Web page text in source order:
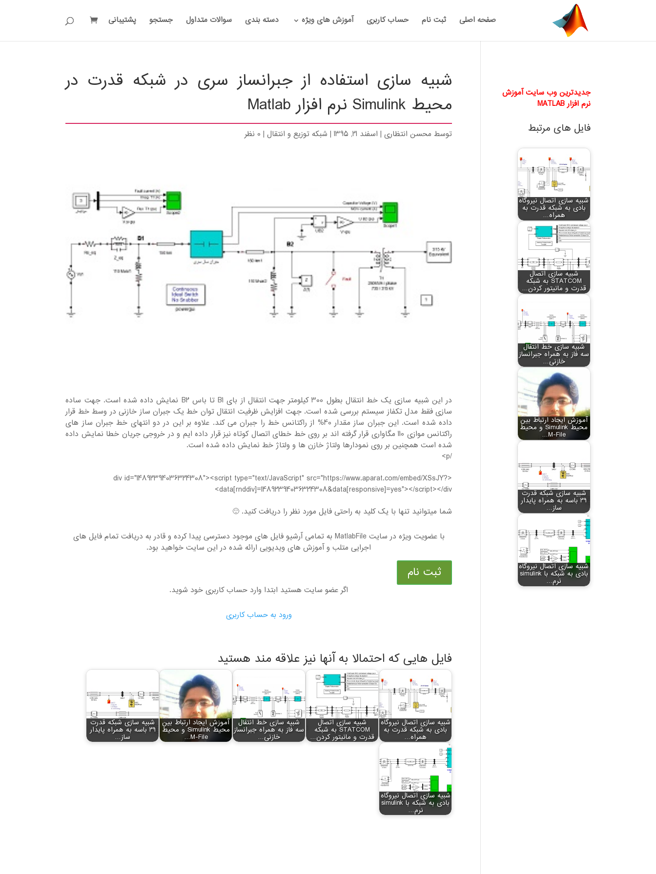
صفحه اصلی ثبت نام حساب کاربری آموزش های ویژه دسته بندی سوالات متداول جستجو پشتیبانی
شبیه سازی استفاده از جبرانساز سری در شبکه قدرت در
محیط Simulink نرم افزار Matlab
توسط محسن انتظاری| اسفند 21, 1395 | شبکه توزیع و انتقال| 0 نظر
در این شبیه سازی یک خط انتقال بطول 300 کیلومتر جهت انتقال از بای B1 تا باس B2 نمایش داده شده است. جهت ساده
سازی فقط مدل تکفاز سیستم بررسی شده است. جهت افزایش ظرفیت انتقال توان خط یک جبران ساز خازنی در وسط خط قرار
داده شده است. این جبران ساز مقدار 40% از راکتانس خط را جبران می کند. علاوه بر این در دو انتهای خط جبران ساز های
راکتانس موازی 110 مگاواری قرار گرفته اند بر روی خط خطای اتصال کوتاه نیز قرار داده ایم و در خروجی جریان خطا نمایش داده
شده است همچنین بر روی نمودارها ولتاژ خازن ها و ولتاژ خط نمایش داده شده است.
/p>
<div id="14892394036324308"><script type="text/JavaScript" src="https://www.aparat.com/embed/XSsJY?
data[rnddiv]=14892394036324308&data[responsive]=yes"></script></div>
شما میتوانید تنها با یک کلید به راحتی فایل مورد نظر را دریافت کنید. 🙂
با عضویت ویژه در سایت MatlabFile به تمامی آرشیو فایل های موجود دسترسی پیدا کرده و قادر به دریافت تمام فایل های
اجرایی متلب و آموزش های ویدیویی ارائه شده در این سایت خواهید بود.
ثبت نام
اگر عضو سایت هستید ابتدا وارد حساب کاربری خود شوید.
ورود به حساب کاربری
فایل هایی که احتمالا به آنها نیز علاقه مند هستید
شبیه سازی اتصال نیروگاه
بادی به شبکه قدرت به
همراه…
شبیه سازی اتصال
STATCOM به شبکه
قدرت و مانیتور کردن…
شبیه سازی خط انتقال
سه فاز به همراه جبرانساز
خازنی…
آموزش ایجاد ارتباط بین
محیط Simulink و محیط
M-File…
شبیه سازی شبکه قدرت
29 باسه به همراه پایدار
ساز…
شبیه سازی اتصال نیروگاه
بادی به شبکه با simulink
نرم…
جدیدترین وب سایت آموزش
نرم افزار MATLAB
فایل های مرتبط
شبیه سازی اتصال نیروگاه
بادی به شبکه قدرت به
همراه…
شبیه سازی اتصال
STATCOM به شبکه
قدرت و مانیتور کردن…
شبیه سازی خط انتقال
سه فاز به همراه جبرانساز
خازنی…
آموزش ایجاد ارتباط بین
محیط Simulink و محیط
M-File…
شبیه سازی شبکه قدرت
29 باسه به همراه پایدار
ساز…
شبیه سازی اتصال نیروگاه
بادی به شبکه با simulink
نرم…